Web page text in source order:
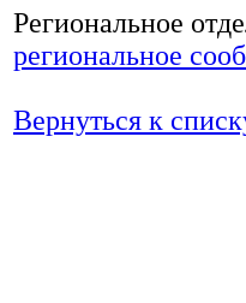
Региональное
региональное
Вернуться к